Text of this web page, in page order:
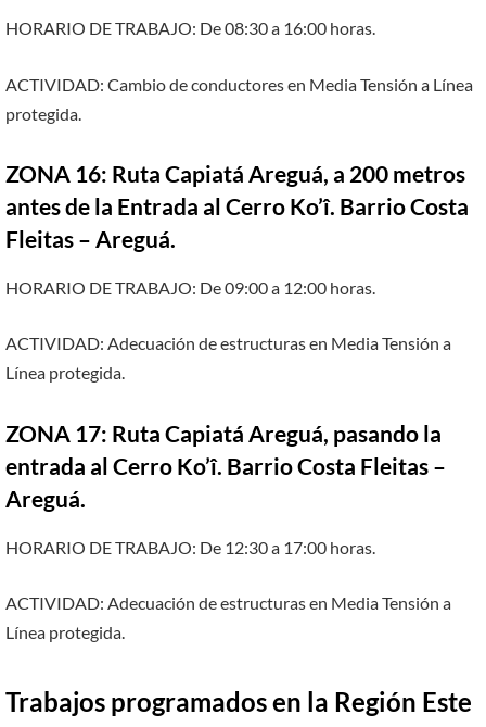
HORARIO DE TRABAJO: De 08:30 a 16:00 horas.
ACTIVIDAD: Cambio de conductores en Media Tensión a Línea
protegida.
ZONA 16: Ruta Capiatá Areguá, a 200 metros
antes de la Entrada al Cerro Ko’î. Barrio Costa
Fleitas – Areguá.
HORARIO DE TRABAJO: De 09:00 a 12:00 horas.
ACTIVIDAD: Adecuación de estructuras en Media Tensión a
Línea protegida.
ZONA 17: Ruta Capiatá Areguá, pasando la
entrada al Cerro Ko’î. Barrio Costa Fleitas –
Areguá.
HORARIO DE TRABAJO: De 12:30 a 17:00 horas.
ACTIVIDAD: Adecuación de estructuras en Media Tensión a
Línea protegida.
Trabajos programados en la Región Este